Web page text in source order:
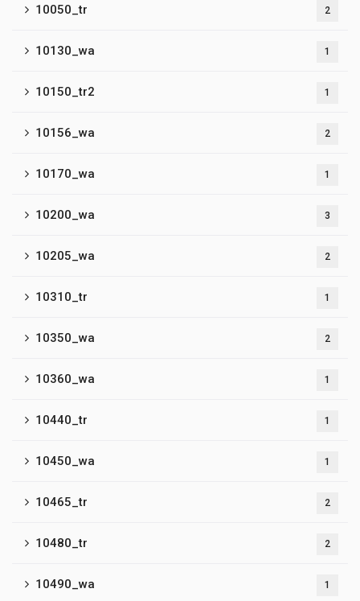
10050_tr 2
10130_wa 1
10150_tr2 1
10156_wa 2
10170_wa 1
10200_wa 3
10205_wa 2
10310_tr 1
10350_wa 2
10360_wa 1
10440_tr 1
10450_wa 1
10465_tr 2
10480_tr 2
10490_wa 1